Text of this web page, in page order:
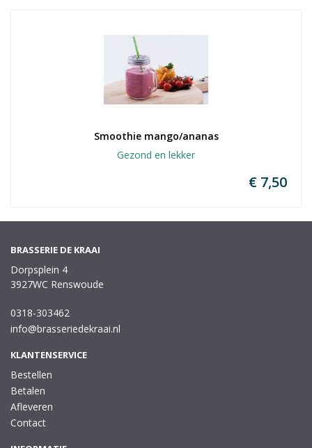
Smoothie mango/ananas
Gezond en lekker
€ 7,50
BRASSERIE DE KRAAI
Dorpsplein 4
3927WC Renswoude
0318-303462
info@brasseriedekraai.nl
KLANTENSERVICE
Bestellen
Betalen
Afleveren
Contact